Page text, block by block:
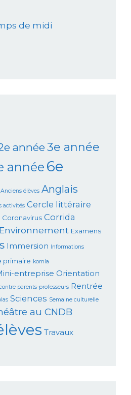
de midi
année3e année
année 6e
Anciens élèves Anglais
activités Cercle littéraire
Coronavirus Corrida
Environnement Examens
Immersion Informations
primaire komla
entreprise Orientation
parents-professeurs Rentrée
Sciences Semaine culturelle
au CNDB
Travaux